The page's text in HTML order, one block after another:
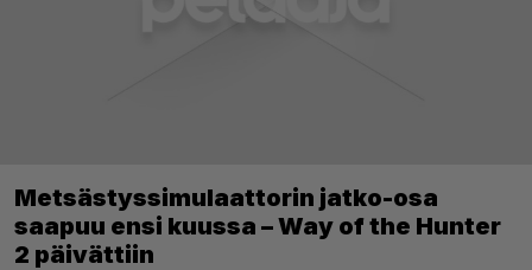
Metsästyssimulaattorin jatko-osa
saapuu ensi kuussa – Way of the Hunter
2 päivättiin